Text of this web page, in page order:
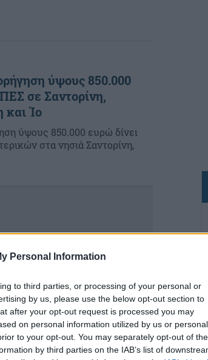
Personal Information
to third parties, or processing of your personal or
by us, please use the below opt-out section to
after your opt-out request is processed you may
on personal information utilized by us or personal
to your opt-out. You may separately opt-out of the
by third parties on the IAB’s list of
ύψους 850.000
σε Σαντορίνη,
Ίο
ύψους 850.000 ευρώ δίνει
στα νησιά Σαντορίνη,